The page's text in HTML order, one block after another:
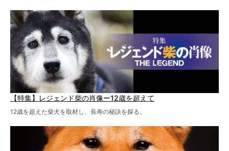
【特集】レジェンド柴の肖像ー12歳を超えて
12歳を超えた柴犬を取材し、長寿の秘訣を探る。